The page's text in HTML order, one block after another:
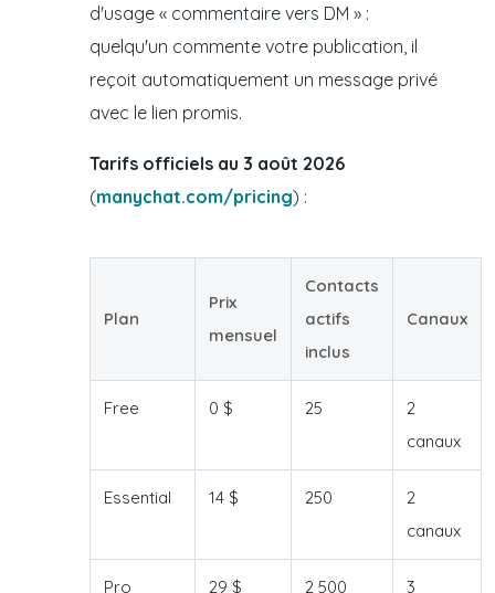
d'usage « commentaire vers DM » :
quelqu'un commente votre publication, il
reçoit automatiquement un message privé
avec le lien promis.
Tarifs officiels au 3 août 2026
(manychat.com/pricing) :
Plan
Prix
mensuel
Contacts
actifs
inclus
Canaux
Free 0 $ 25
2
canaux
Essential 14 $ 250
2
canaux
Pro 29 $ 2 500 3